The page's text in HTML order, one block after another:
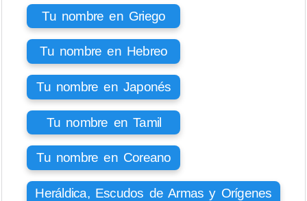
Tu nombre en Griego
Tu nombre en Hebreo
Tu nombre en Japonés
Tu nombre en Tamil
Tu nombre en Coreano
Heráldica, Escudos de Armas y Orígenes